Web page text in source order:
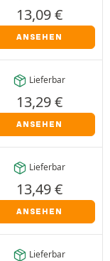
13,09€
ANSEHEN
Lieferbar
13,29€
ANSEHEN
Lieferbar
13,49€
ANSEHEN
Lieferbar